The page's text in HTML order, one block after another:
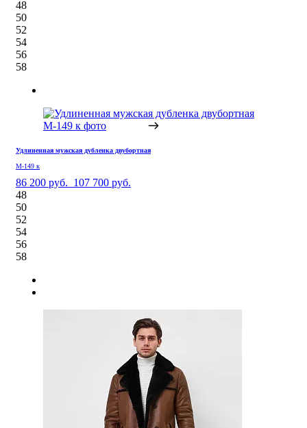
48
50
52
54
56
58
Удлиненная мужская дубленка двубортная
М-149 к
86 200 руб. 107 700 руб.
48
50
52
54
56
58